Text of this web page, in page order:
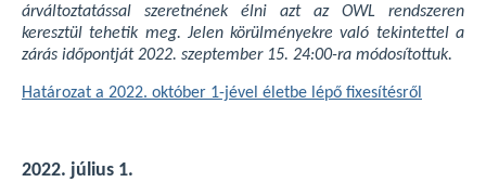
árváltoztatással szeretnének élni azt az OWL rendszeren
keresztül tehetik meg. Jelen körülményekre való tekintettel a
zárás időpontját 2022. szeptember 15. 24:00-ra módosítottuk.
Határozat a 2022. október 1-jével életbe lépő fixesítésről
2022. július 1.